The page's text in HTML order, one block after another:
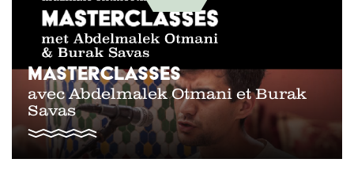
MASTERCLASSES
avec Abdelmalek Otmani et Burak
Savas